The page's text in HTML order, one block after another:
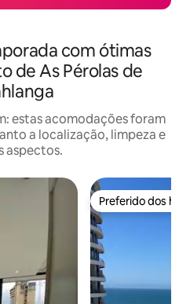
com ótimas
de As Pérolas de
estas acomodações foram
a localização, limpeza e
aspectos.
Preferido dos
Preferido dos